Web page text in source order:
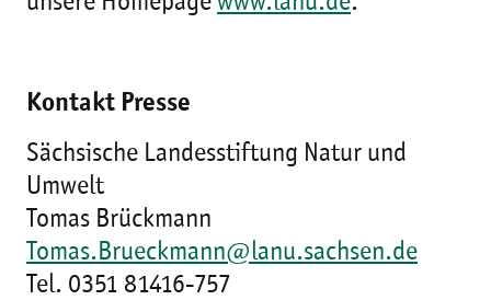
Kontakt Presse
Sächsische Landesstiftung Natur und
Umwelt
Tomas Brückmann
Tomas.Brueckmann@lanu.sachsen.de
Tel. 0351 81416-757